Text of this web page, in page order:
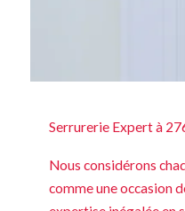
Serrurerie Expert à
Nous considérons
comme une occasion